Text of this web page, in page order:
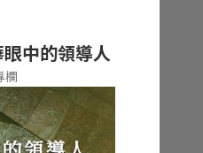
眼中的領導人
欄